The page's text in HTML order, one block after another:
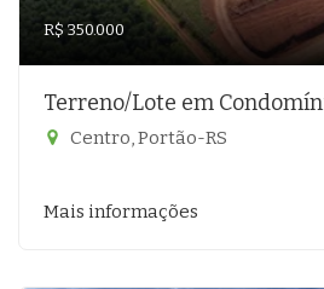
R$ 350.000
Terreno/Lote em
Centro, Portão-RS
Mais informações